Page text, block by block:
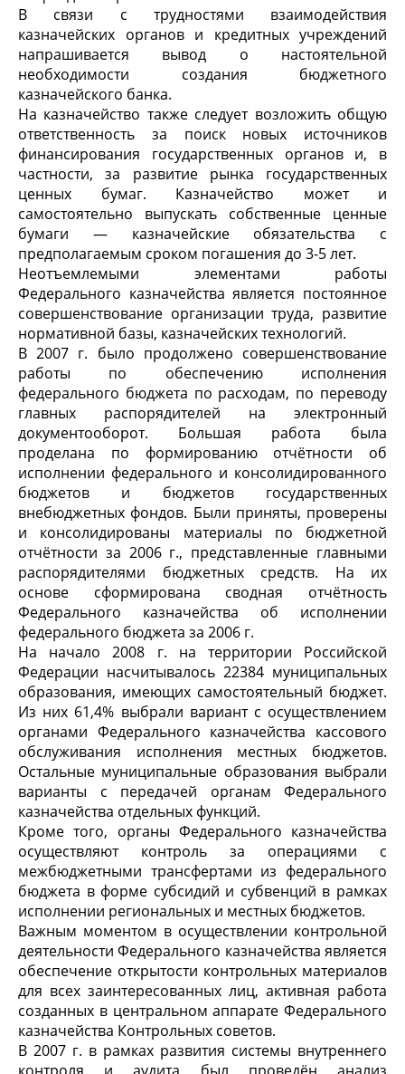
В связи с трудностями взаимодействия
казначейских органов и кредитных учреждений
напрашивается вывод о настоятельной
необходимости создания бюджетного
казначейского банка.
На казначейство также следует возложить общую
ответственность за поиск новых источников
финансирования государственных органов и, в
частности, за развитие рынка государственных
ценных бумаг. Казначейство может и
самостоятельно выпускать собственные ценные
бумаги — казначейские обязательства с
предполагаемым сроком погашения до 3-5 лет.
Неотъемлемыми элементами работы
Федерального казначейства является постоянное
совершенствование организации труда, развитие
нормативной базы, казначейских технологий.
В 2007 г. было продолжено совершенствование
работы по обеспечению исполнения
федерального бюджета по расходам, по переводу
главных распорядителей на электронный
документооборот. Большая работа была
проделана по формированию отчётности об
исполнении федерального и консолидированного
бюджетов и бюджетов государственных
внебюджетных фондов. Были приняты, проверены
и консолидированы материалы по бюджетной
отчётности за 2006 г., представленные главными
распорядителями бюджетных средств. На их
основе сформирована сводная отчётность
Федерального казначейства об исполнении
федерального бюджета за 2006 г.
На начало 2008 г. на территории Российской
Федерации насчитывалось 22384 муниципальных
образования, имеющих самостоятельный бюджет.
Из них 61,4% выбрали вариант с осуществлением
органами Федерального казначейства кассового
обслуживания исполнения местных бюджетов.
Остальные муниципальные образования выбрали
варианты с передачей органам Федерального
казначейства отдельных функций.
Кроме того, органы Федерального казначейства
осуществляют контроль за операциями с
межбюджетными трансфертами из федерального
бюджета в форме субсидий и субвенций в рамках
исполнении региональных и местных бюджетов.
Важным моментом в осуществлении контрольной
деятельности Федерального казначейства является
обеспечение открытости контрольных материалов
для всех заинтересованных лиц, активная работа
созданных в центральном аппарате Федерального
казначейства Контрольных советов.
В 2007 г. в рамках развития системы внутреннего